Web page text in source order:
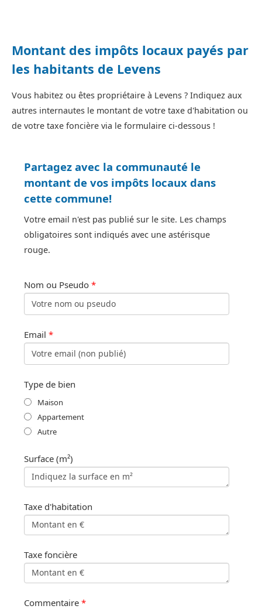
Montant des impôts locaux payés par
les habitants de Levens
Vous habitez ou êtes propriétaire à Levens ? Indiquez aux
autres internautes le montant de votre taxe d'habitation ou
de votre taxe foncière via le formulaire ci-dessous !
Partagez avec la communauté le
montant de vos impôts locaux dans
cette commune!
Votre email n'est pas publié sur le site. Les champs
obligatoires sont indiqués avec une astérisque
rouge.
Nom ou Pseudo *
Email *
Type de bien
Maison
Appartement
Autre
Surface (m²)
Taxe d'habitation
Taxe foncière
Commentaire *